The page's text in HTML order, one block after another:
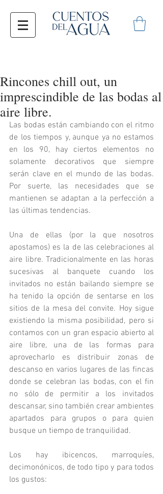
Rincones chill out, un
imprescindible de las bodas al
aire libre.
Las bodas están cambiando con el ritmo
de los tiempos y, aunque ya no estamos
en los 90, hay ciertos elementos no
solamente decorativos que siempre
serán clave en el mundo de las bodas.
Por suerte, las necesidades que se
mantienen se adaptan a la perfección a
las últimas tendencias.
Una de ellas (por la que nosotros
apostamos) es la de las celebraciones al
aire libre. Tradicionalmente en las horas
sucesivas al banquete cuando los
invitados no están bailando siempre se
ha tenido la opción de sentarse en los
sitios de la mesa del convite. Hoy sigue
existiendo la misma posibilidad, pero si
contamos con un gran espacio abierto al
aire libre, una de las formas para
aprovecharlo es distribuir zonas de
descanso en varios lugares de las fincas
donde se celebran las bodas, con el fin
no sólo de permitir a los invitados
descansar, sino también crear ambientes
apartados para grupos o para quien
busque un tiempo de tranquilidad.
Los hay ibicencos, marroquíes,
decimonónicos, de todo tipo y para todos
los gustos: